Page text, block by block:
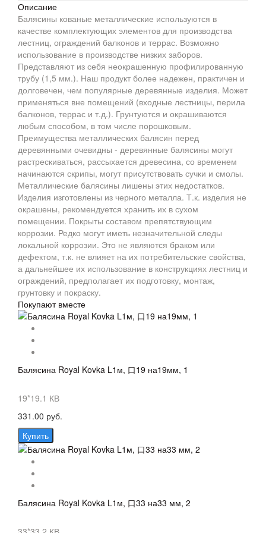
Описание
Балясины кованые металлические используются в
качестве комплектующих элементов для производства
лестниц, ограждений балконов и террас. Возможно
использование в производстве низких заборов.
Представляют из себя неокрашенную профилированную
трубу (1,5 мм.). Наш продукт более надежен, практичен и
долговечен, чем популярные деревянные изделия. Может
применяться вне помещений (входные лестницы, перила
балконов, террас и т.д.). Грунтуются и окрашиваются
любым способом, в том числе порошковым.
Преимущества металлических балясин перед
деревянными очевидны - деревянные балясины могут
растрескиваться, рассыхается древесина, со временем
начинаются скрипы, могут присутствовать сучки и смолы.
Металлические балясины лишены этих недостатков.
Изделия изготовлены из черного металла. Т.к. изделия не
окрашены, рекомендуется хранить их в сухом
помещении. Покрыты составом препятствующим
коррозии. Редко могут иметь незначительной следы
локальной коррозии. Это не являются браком или
дефектом, т.к. не влияет на их потребительские свойства,
а дальнейшее их использование в конструкциях лестниц и
ограждений, предполагает их подготовку, монтаж,
грунтовку и покраску.
Покупают вместе
Балясина Royal Kovka L1м, 口19 на19мм, 1
19*19.1 КВ
331.00 руб.
Купить
Балясина Royal Kovka L1м, 口33 на33 мм, 2